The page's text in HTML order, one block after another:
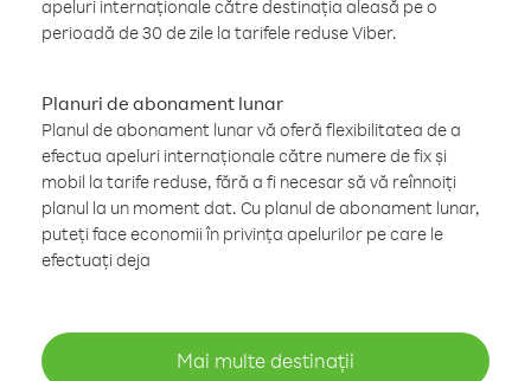
apeluri internaționale către destinația aleasă pe o
perioadă de 30 de zile la tarifele reduse Viber.
Planuri de abonament lunar
Planul de abonament lunar vă oferă flexibilitatea de a
efectua apeluri internaționale către numere de fix și
mobil la tarife reduse, fără a fi necesar să vă reînnoiți
planul la un moment dat. Cu planul de abonament lunar,
puteți face economii în privința apelurilor pe care le
efectuați deja
Mai multe destinații